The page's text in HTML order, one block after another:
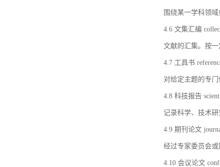
围绕某一学科领
4.6 文集汇编
文献的汇集。按
4.7 工具书
对给定主题的专
4.8 科技报告
记录科学、技术
4.9 期刊论文
经过专家委员会
4.10 会议论文